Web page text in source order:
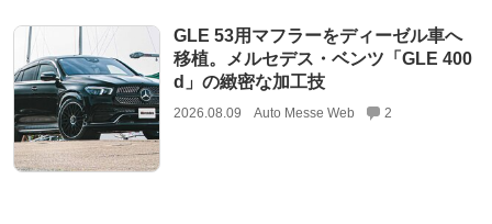
GLE 53用マフラーをディーゼル車へ
移植。メルセデス・ベンツ「GLE 400
d」の緻密な加工技
2026.08.09 Auto Messe Web 2